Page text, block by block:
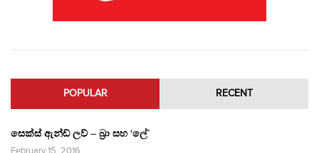
POPULAR RECENT
සෙක්ස් ඇන්ඩ් ලව් – බ්‍රා සහ ‘ලේ’
February 15, 2016